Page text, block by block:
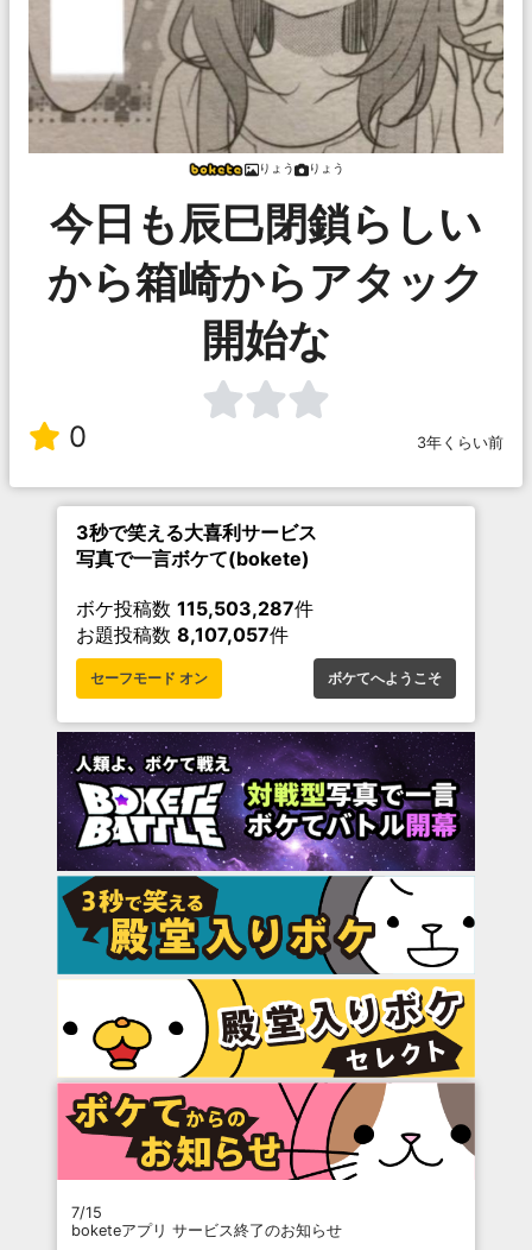
りょう りょう
今日も辰巳閉鎖らしい
から箱崎からアタック
開始な
0 3年くらい前
3秒で笑える大喜利サービス
写真で一言ボケて(bokete)
ボケ投稿数 115,503,287件
お題投稿数 8,107,057件
セーフモード オン ボケてへようこそ
7/15
boketeアプリ サービス終了のお知らせ